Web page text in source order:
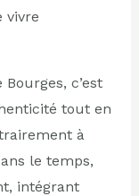
vivre
c’est
tout en
à
le temps,
intégrant